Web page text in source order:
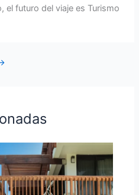
el futuro del viaje es Turismo